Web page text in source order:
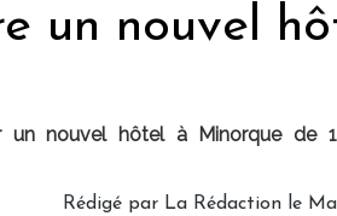
un nouvel
un nouvel hôtel à Minorque de
Rédigé par La Rédaction le